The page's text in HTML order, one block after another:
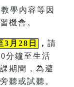
學內容等因
機會。
3月28日 ， 請
分鐘至生活
期間，為避
聽或試聽。